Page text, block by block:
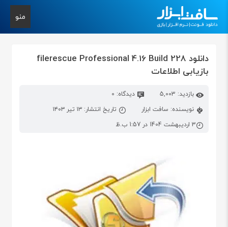
منو
دانلود filerescue Professional 4.16 Build 228
بازیابی اطلاعات
بازدید: 5,003
دیدگاه: 0
نویسنده: سافت ابزار
تاریخ انتشار: ۱۳ تیر ۱۴۰۳
3 اردیبهشت 1404 در 1:57 ب.ظ